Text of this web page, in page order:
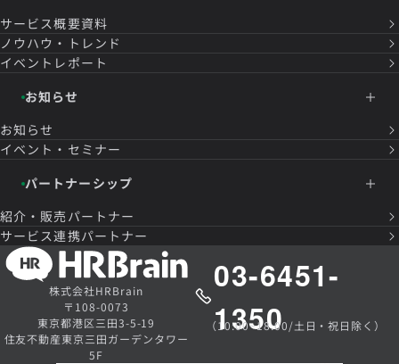
サービス概要資料
ノウハウ・トレンド
イベントレポート
お知らせ
お知らせ
イベント・セミナー
パートナーシップ
紹介・販売パートナー
サービス連携パートナー
株式会社HRBrain
〒108-0073
東京都港区三田3-5-19
住友不動産東京三田ガーデンタワー
5F
03-6451-
1350
（10:00~18:00/土日・祝日除く）